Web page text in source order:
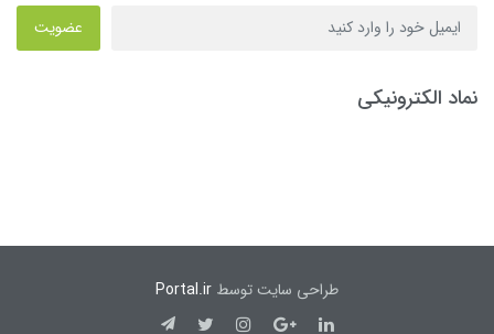
عضویت
نماد الکترونیکی
طراحی سایت توسط Portal.ir